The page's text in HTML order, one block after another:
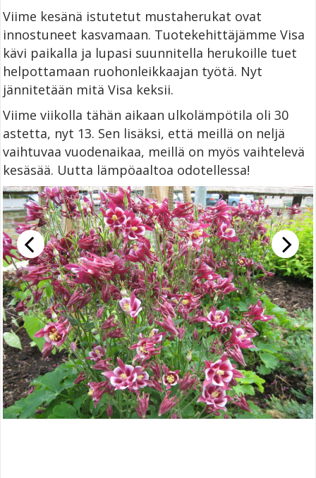
Viime kesänä istutetut mustaherukat ovat
innostuneet kasvamaan. Tuotekehittäjämme Visa
kävi paikalla ja lupasi suunnitella herukoille tuet
helpottamaan ruohonleikkaajan työtä. Nyt
jännitetään mitä Visa keksii.
Viime viikolla tähän aikaan ulkolämpötila oli 30
astetta, nyt 13. Sen lisäksi, että meillä on neljä
vaihtuvaa vuodenaikaa, meillä on myös vaihtelevä
kesäsää. Uutta lämpöaaltoa odotellessa!